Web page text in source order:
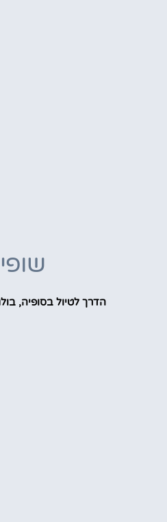
הדרך לטיול בסופיה,